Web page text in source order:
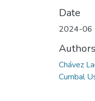
Date
2024-06
Authors
Chávez
Cumbal